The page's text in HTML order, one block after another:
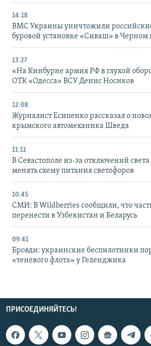
14:18
ВМС Украины уничтожили
буровой установке «Сиваш» в Черном
13:27
«На Кинбурне армия РФ в глухой
ОТК «Одесса» ВСУ Денис Носиков
12:08
Журналист Есипенко рассказал о
крымского автомеханика Шведа
11:11
В Севастополе из-за отключений
менять схему питания светофоров
10:45
СМИ: В Wildberries сообщили, что
перенести в Узбекистан и Беларусь
09:41
Бровди: украинские беспилотники
«теневого флота» у Геленджика
ПРИСОЕДИНЯЙТЕСЬ!